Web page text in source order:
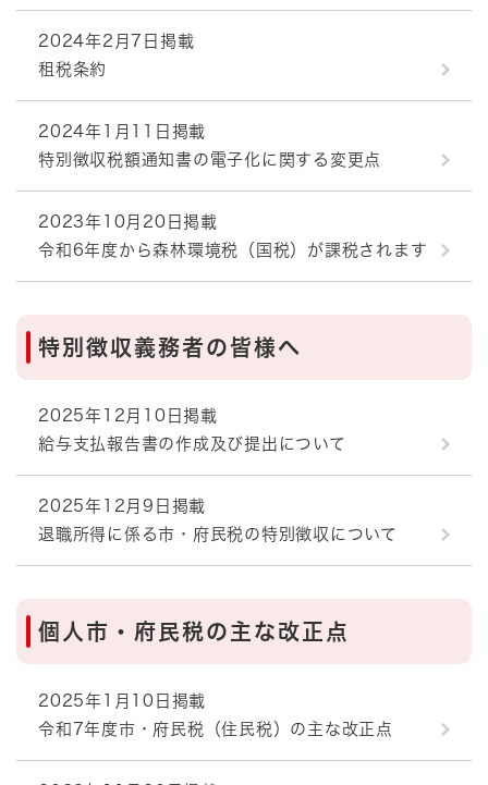
2024年2月7日掲載
租税条約
2024年1月11日掲載
特別徴収税額通知書の電子化に関する変更点
2023年10月20日掲載
令和6年度から森林環境税（国税）が課税されます
特別徴収義務者の皆様へ
2025年12月10日掲載
給与支払報告書の作成及び提出について
2025年12月9日掲載
退職所得に係る市・府民税の特別徴収について
個人市・府民税の主な改正点
2025年1月10日掲載
令和7年度市・府民税（住民税）の主な改正点